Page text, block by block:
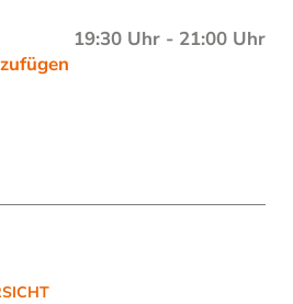
19:30 Uhr - 21:00 Uhr